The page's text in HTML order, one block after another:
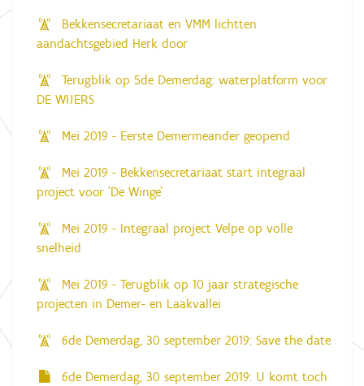
Bekkensecretariaat en VMM lichtten
aandachtsgebied Herk door
Terugblik op 5de Demerdag: waterplatform voor
DE WIJERS
Mei 2019 - Eerste Demermeander geopend
Mei 2019 - Bekkensecretariaat start integraal
project voor 'De Winge'
Mei 2019 - Integraal project Velpe op volle
snelheid
Mei 2019 - Terugblik op 10 jaar strategische
projecten in Demer- en Laakvallei
6de Demerdag, 30 september 2019: Save the date
6de Demerdag, 30 september 2019: U komt toch